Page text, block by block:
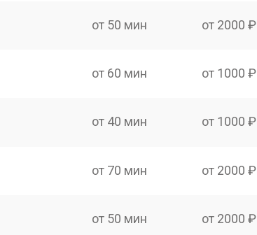
от 50 мин от 2000 ₽
от 60 мин от 1000 ₽
от 40 мин от 1000 ₽
от 70 мин от 2000 ₽
от 50 мин от 2000 ₽